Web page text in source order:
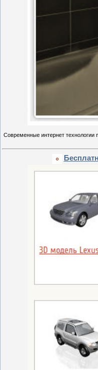
Современные интернет технологии